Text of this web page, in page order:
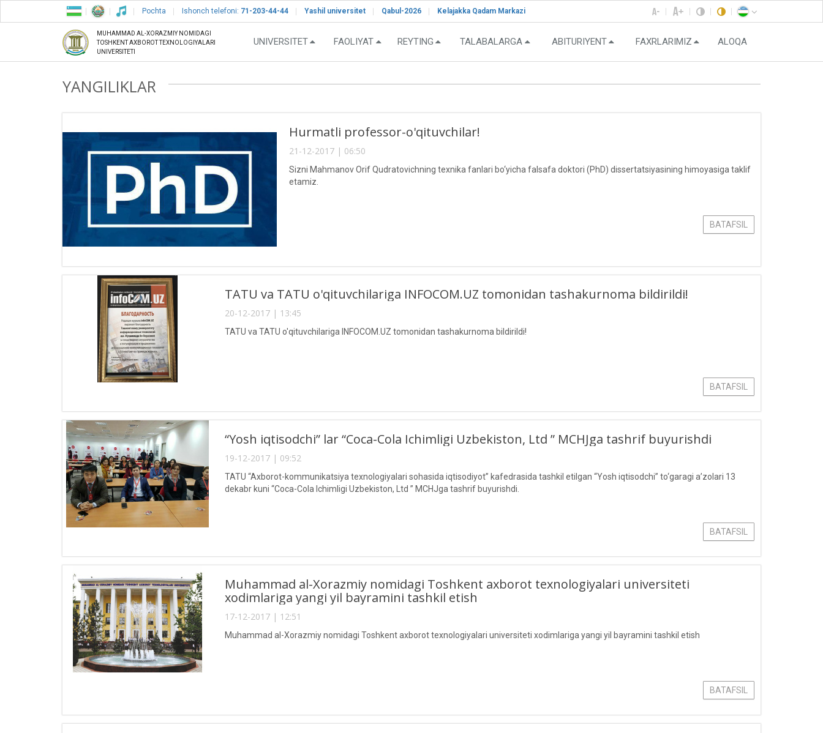
Pochta Ishonch telefoni: 71-203-44-44 Yashil universitet Qabul-2026 Kelajakka Qadam Markazi
MUHAMMAD AL-XORAZMIY NOMIDAGI
TOSHKENT AXBOROT TEXNOLOGIYALARI
UNIVERSITETI
UNIVERSITET FAOLIYAT REYTING TALABALARGA ABITURIYENT FAXRLARIMIZ ALOQA
YANGILIKLAR
Hurmatli professor-o'qituvchilar!
21-12-2017 | 06:50
Sizni Mahmanov Orif Qudratovichning texnika fanlari bo‘yicha falsafa doktori (PhD) dissertatsiyasining himoyasiga taklif
etamiz.
BATAFSIL
TATU va TATU o'qituvchilariga INFOCOM.UZ tomonidan tashakurnoma bildirildi!
20-12-2017 | 13:45
TATU va TATU o'qituvchilariga INFOCOM.UZ tomonidan tashakurnoma bildirildi!
BATAFSIL
“Yosh iqtisodchi” lar “Coca-Cola Ichimligi Uzbekiston, Ltd ” MCHJga tashrif buyurishdi
19-12-2017 | 09:52
TATU “Axborot-kommunikatsiya texnologiyalari sohasida iqtisodiyot” kafedrasida tashkil etilgan “Yosh iqtisodchi” to‘garagi a’zolari 13
dekabr kuni “Coca-Cola Ichimligi Uzbekiston, Ltd ” MCHJga tashrif buyurishdi.
BATAFSIL
Muhammad al-Xorazmiy nomidagi Toshkent axborot texnologiyalari universiteti
xodimlariga yangi yil bayramini tashkil etish
17-12-2017 | 12:51
Muhammad al-Xorazmiy nomidagi Toshkent axborot texnologiyalari universiteti xodimlariga yangi yil bayramini tashkil etish
BATAFSIL